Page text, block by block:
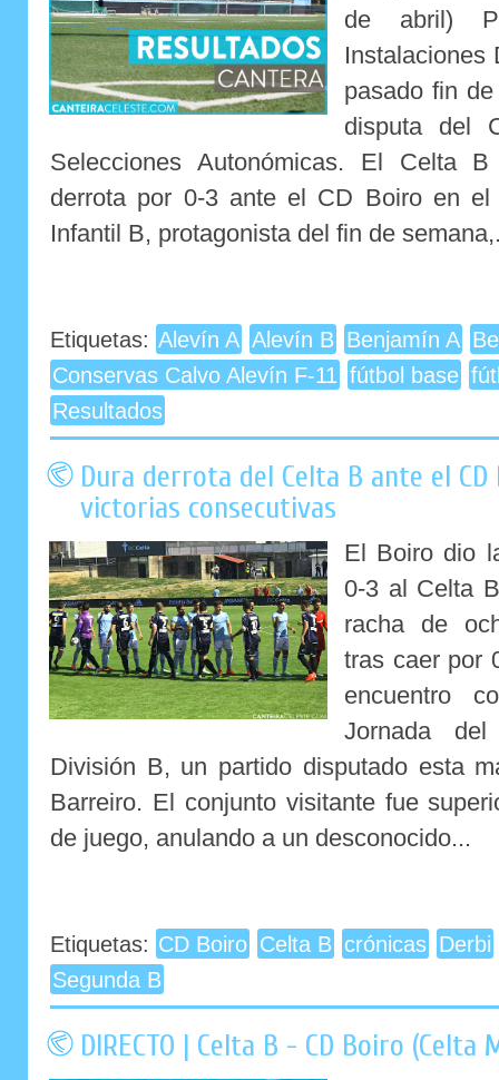
de abril)
Instalaciones
pasado fin
disputa del
Selecciones Autonómicas. El Celta
derrota por 0-3 ante el CD Boiro en el
Infantil B, protagonista del fin de
Etiquetas: Alevín A Alevín B Benjamín A
Conservas Calvo Alevín F-11 fútbol base
Resultados
Dura derrota del Celta B ante el
victorias consecutivas
El Boiro dio
0-3 al Celta
racha de
tras caer por
encuentro
Jornada
División B, un partido disputado esta
Barreiro. El conjunto visitante fue
de juego, anulando a un desconocido...
Etiquetas: CD Boiro Celta B crónicas Derbi
Segunda B
DIRECTO | Celta B - CD Boiro (Celta